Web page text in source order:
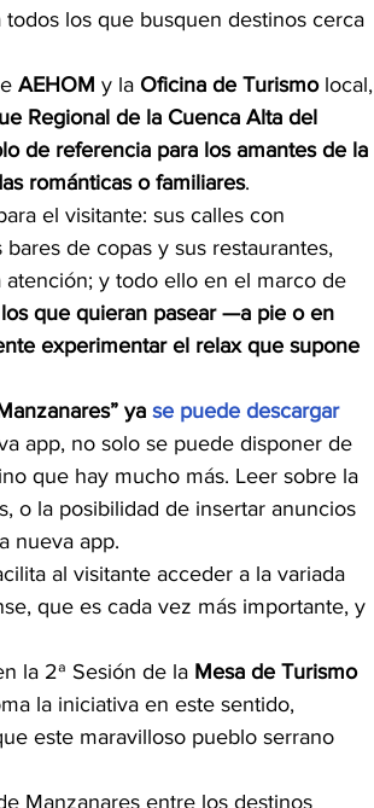
los que busquen destinos cerca
AEHOM y la Oficina de Turismo local,
Regional de la Cuenca Alta del
de referencia para los amantes de la
románticas o familiares.
el visitante: sus calles con
de copas y sus restaurantes,
y todo ello en el marco de
que quieran pasear —a pie o en
experimentar el relax que supone
ya se puede descargar
app, no solo se puede disponer de
que hay mucho más. Leer sobre la
o la posibilidad de insertar anuncios
nueva app.
al visitante acceder a la variada
que es cada vez más importante, y
la 2ª Sesión de la Mesa de Turismo
la iniciativa en este sentido,
este maravilloso pueblo serrano
Manzanares entre los destinos